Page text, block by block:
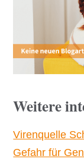
Weitere
Virenquelle
Gefahr für